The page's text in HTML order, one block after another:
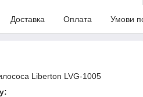
Доставка Оплата Умови
Liberton LVG-1005